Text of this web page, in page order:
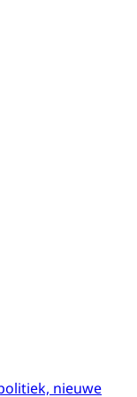
nieuwe